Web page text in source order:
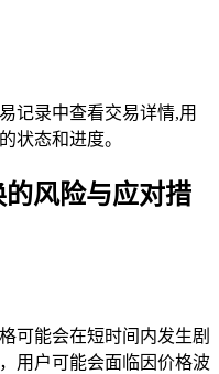
记录中查看交易详情,用
状态和进度。
风险与应对措
可能会在短时间内发生剧
用户可能会面临因价格波